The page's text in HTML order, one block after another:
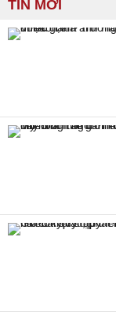
TIN MỚI